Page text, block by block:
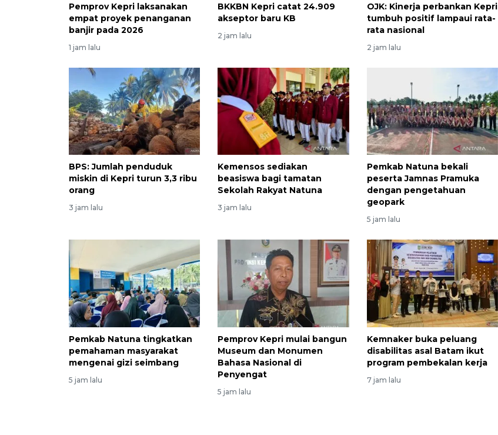
Pemprov Kepri laksanakan
empat proyek penanganan
banjir pada 2026
1 jam lalu
BKKBN Kepri catat 24.909
akseptor baru KB
2 jam lalu
OJK: Kinerja perbankan Kepri
tumbuh positif lampaui rata-
rata nasional
2 jam lalu
BPS: Jumlah penduduk
miskin di Kepri turun 3,3 ribu
orang
3 jam lalu
Kemensos sediakan
beasiswa bagi tamatan
Sekolah Rakyat Natuna
3 jam lalu
Pemkab Natuna bekali
peserta Jamnas Pramuka
dengan pengetahuan
geopark
5 jam lalu
Pemkab Natuna tingkatkan
pemahaman masyarakat
mengenai gizi seimbang
5 jam lalu
Pemprov Kepri mulai bangun
Museum dan Monumen
Bahasa Nasional di
Penyengat
5 jam lalu
Kemnaker buka peluang
disabilitas asal Batam ikut
program pembekalan kerja
7 jam lalu